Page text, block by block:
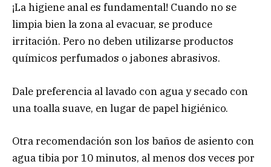
¡La higiene anal es fundamental! Cuando no se
limpia bien la zona al evacuar, se produce
irritación. Pero no deben utilizarse productos
químicos perfumados o jabones abrasivos.
Dale preferencia al lavado con agua y secado con
una toalla suave, en lugar de papel higiénico.
Otra recomendación son los baños de asiento con
agua tibia por 10 minutos, al menos dos veces por